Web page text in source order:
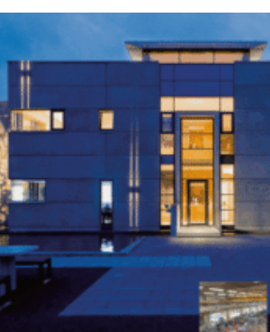
Lichtstammtisch
about us.
be a part.
second hand.
impressum.
home.